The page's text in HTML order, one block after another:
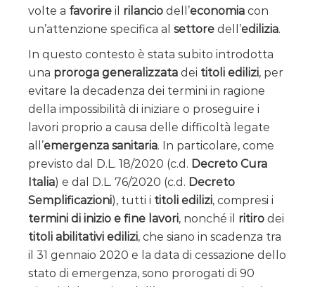
volte a favorire il rilancio dell’economia con
un’attenzione specifica al settore dell’edilizia.
In questo contesto è stata subito introdotta
una proroga generalizzata dei titoli edilizi, per
evitare la decadenza dei termini in ragione
della impossibilità di iniziare o proseguire i
lavori proprio a causa delle difficoltà legate
all’emergenza sanitaria. In particolare, come
previsto dal D.L. 18/2020 (c.d. Decreto Cura
Italia) e dal D.L. 76/2020 (c.d. Decreto
Semplificazioni), tutti i titoli edilizi, compresi i
termini di inizio e fine lavori, nonché il ritiro dei
titoli abilitativi edilizi, che siano in scadenza tra
il 31 gennaio 2020 e la data di cessazione dello
stato di emergenza, sono prorogati di 90